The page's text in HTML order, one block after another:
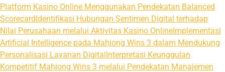
Platform Kasino Online Menggunakan Pendekatan Balanced
ScorecardIdentifikasi Hubungan Sentimen Digital terhadap
Nilai Perusahaan melalui Aktivitas Kasino OnlineImplementasi
Artificial Intelligence pada Mahjong Wins 3 dalam Mendukung
Personalisasi Layanan DigitalInterpretasi Keunggulan
Kompetitif Mahjong Wins 3 melalui Pendekatan Manajemen